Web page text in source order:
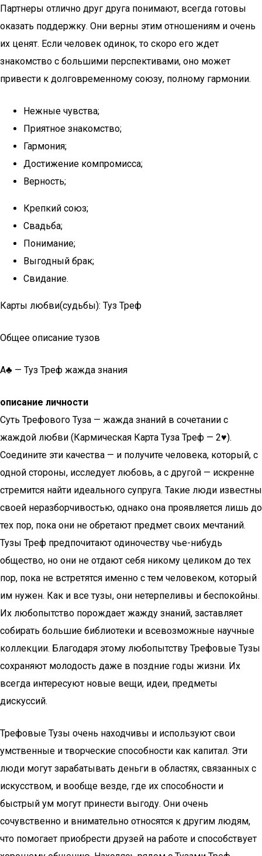
Партнеры отлично друг друга понимают, всегда готовы
оказать поддержку. Они верны этим отношениям и очень
их ценят. Если человек одинок, то скоро его ждет
знакомство с большими перспективами, оно может
привести к долговременному союзу, полному гармонии.
Нежные чувства;
Приятное знакомство;
Гармония;
Достижение компромисса;
Верность;
Крепкий союз;
Свадьба;
Понимание;
Выгодный брак;
Свидание.
Карты любви(судьбы): Туз Треф
Общее описание тузов
A♣ — Туз Треф жажда знания
описание личности
Суть Трефового Туза — жажда знаний в сочетании с
жаждой любви (Кармическая Карта Туза Треф — 2♥).
Соедините эти качества — и получите человека, который, с
одной стороны, исследует любовь, а с другой — искренне
стремится найти идеального супруга. Такие люди известны
своей неразборчивостью, однако она проявляется лишь до
тех пор, пока они не обретают предмет своих мечтаний.
Тузы Треф предпочитают одиночеству чье-нибудь
общество, но они не отдают себя никому целиком до тех
пор, пока не встретятся именно с тем человеком, который
им нужен. Как и все тузы, они нетерпеливы и беспокойны.
Их любопытство порождает жажду знаний, заставляет
собирать большие библиотеки и всевозможные научные
коллекции. Благодаря этому любопытству Трефовые Тузы
сохраняют молодость даже в поздние годы жизни. Их
всегда интересуют новые вещи, идеи, предметы
дискуссий.
Трефовые Тузы очень находчивы и используют свои
умственные и творческие способности как капитал. Эти
люди могут зарабатывать деньги в областях, связанных с
искусством, и вообще везде, где их способности и
быстрый ум могут принести выгоду. Они очень
сочувственно и внимательно относятся к другим людям,
что помогает приобрести друзей на работе и способствует